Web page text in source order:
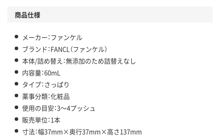
商品仕様
メーカー：ファンケル
ブランド：FANCL（ファンケル）
本体/詰め替え：無添加のため詰替えなし
内容量：60mL
タイプ：さっぱり
薬事分類：化粧品
使用の目安：3～4プッシュ
販売単位：1本
寸法：幅37mm×奥行37mm×高さ137mm